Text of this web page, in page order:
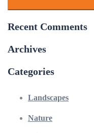
Recent Comments
Archives
Categories
Landscapes
Nature